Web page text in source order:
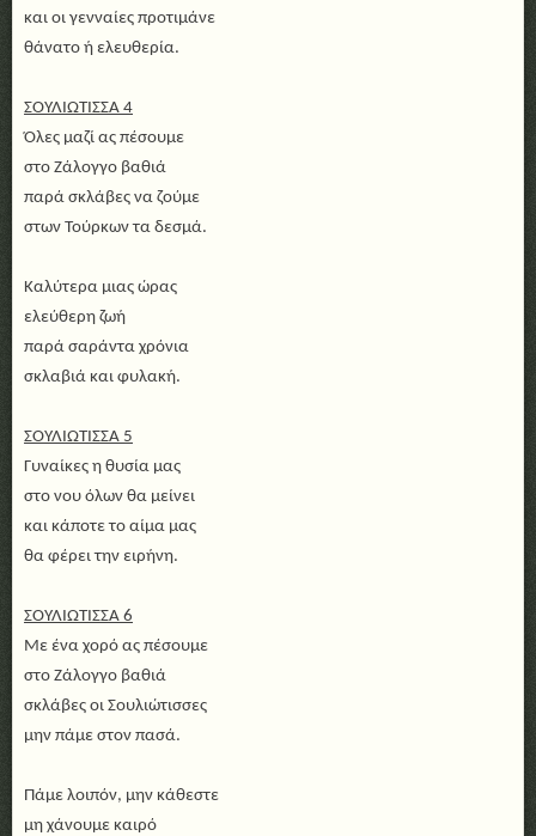
και οι γενναίες προτιμάνε
θάνατο ή ελευθερία.
ΣΟΥΛΙΩΤΙΣΣΑ 4
Όλες μαζί ας πέσουμε
στο Ζάλογγο βαθιά
παρά σκλάβες να ζούμε
στων Τούρκων τα δεσμά.
Καλύτερα μιας ώρας
ελεύθερη ζωή
παρά σαράντα χρόνια
σκλαβιά και φυλακή.
ΣΟΥΛΙΩΤΙΣΣΑ 5
Γυναίκες η θυσία μας
στο νου όλων θα μείνει
και κάποτε το αίμα μας
θα φέρει την ειρήνη.
ΣΟΥΛΙΩΤΙΣΣΑ 6
Με ένα χορό ας πέσουμε
στο Ζάλογγο βαθιά
σκλάβες οι Σουλιώτισσες
μην πάμε στον πασά.
Πάμε λοιπόν, μην κάθεστε
μη χάνουμε καιρό